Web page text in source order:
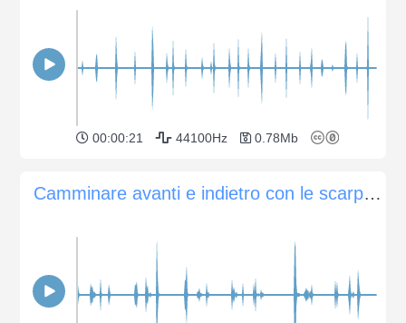
00:00:21 44100Hz 0.78Mb
Camminare avanti e indietro con le scarpe su un pavimento di legno